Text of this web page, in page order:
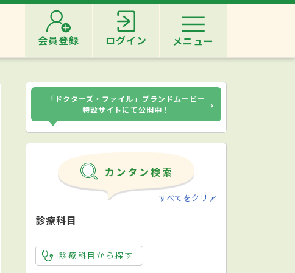
会員登録 ログイン メニュー
「ドクターズ・ファイル」ブランドムービー
特設サイトにて公開中！
›
すべてをクリア
診療科目
診療科目から探す